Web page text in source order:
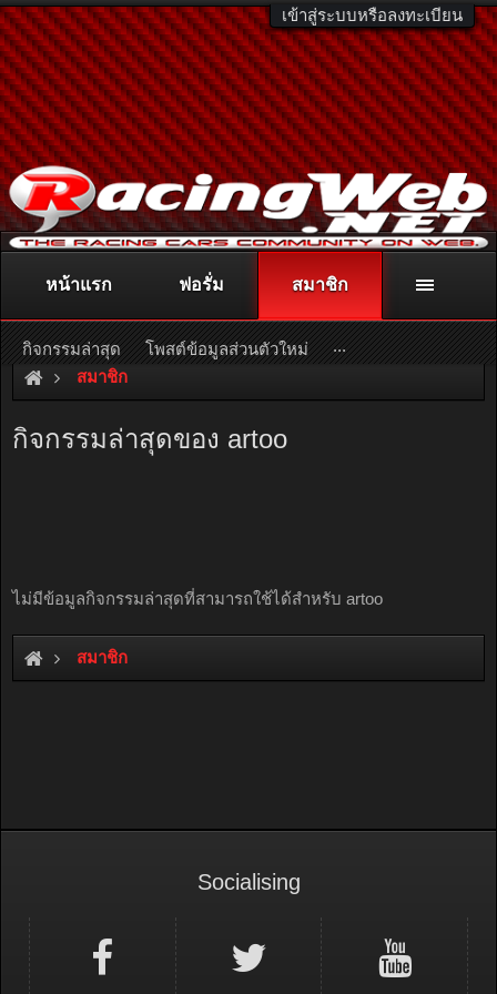
เข้าสู่ระบบหรือลงทะเบียน
ติดต่อลงโฆษณา racingweb@gmail.comหรือโทร. 081-811-1138
หรืออ่านรายละเอียดเพิ่มเติม คลิกที่นี่
สมาชิก
กิจกรรมล่าสุดของ artoo
ไม่มีข้อมูลกิจกรรมล่าสุดที่สามารถใช้ได้สำหรับ artoo
สมาชิก
หน้าแรก ฟอรั่ม สมาชิก
กิจกรรมล่าสุด โพสต์ข้อมูลส่วนตัวใหม่ ...
Socialising